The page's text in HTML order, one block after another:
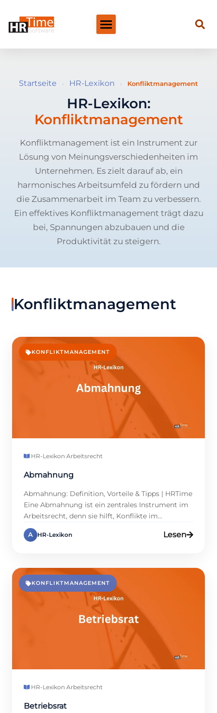
Startseite › HR-Lexikon › Konfliktmanagement
HR-Lexikon:
Konfliktmanagement
Konfliktmanagement ist ein Instrument zur
Lösung von Meinungsverschiedenheiten im
Unternehmen. Es zielt darauf ab, ein
harmonisches Arbeitsumfeld zu fördern und
die Zusammenarbeit im Team zu verbessern.
Ein effektives Konfliktmanagement trägt dazu
bei, Spannungen abzubauen und die
Produktivität zu steigern.
Konfliktmanagement
KONFLIKTMANAGEMENT
HR-Lexikon·Arbeitsrecht
Abmahnung
Abmahnung: Definition, Vorteile & Tipps | HRTime
Eine Abmahnung ist ein zentrales Instrument im
Arbeitsrecht, denn sie hilft, Konflikte im
Arbeitsverhältnis klar und rechtssicher zu
adressieren. Sie dient als formeller Verweis an
Chance, sich zu verbessern. Obwohl oft negativ
wahrgenommen, schafft eine Abmahnung […]
A HR-Lexikon Lesen
KONFLIKTMANAGEMENT
HR-Lexikon·Arbeitsrecht
Betriebsrat